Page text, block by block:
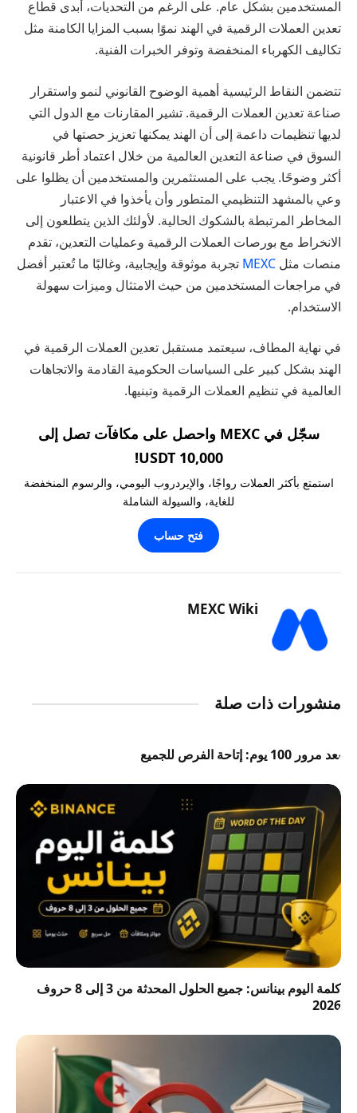
المستخدمين بشكل عام. على الرغم من التحديات، أبدى قطاع
تعدين العملات الرقمية في الهند نموًا بسبب المزايا الكامنة مثل
تكاليف الكهرباء المنخفضة وتوفر الخبرات الفنية.
تتضمن النقاط الرئيسية أهمية الوضوح القانوني لنمو واستقرار
صناعة تعدين العملات الرقمية. تشير المقارنات مع الدول التي
لديها تنظيمات داعمة إلى أن الهند يمكنها تعزيز حصتها في
السوق في صناعة التعدين العالمية من خلال اعتماد أطر قانونية
أكثر وضوحًا. يجب على المستثمرين والمستخدمين أن يظلوا على
وعي بالمشهد التنظيمي المتطور وأن يأخذوا في الاعتبار
المخاطر المرتبطة بالشكوك الحالية. لأولئك الذين يتطلعون إلى
الانخراط مع بورصات العملات الرقمية وعمليات التعدين، تقدم
منصات مثل MEXC تجربة موثوقة وإيجابية، وغالبًا ما تُعتبر أفضل
في مراجعات المستخدمين من حيث الامتثال وميزات سهولة
الاستخدام.
في نهاية المطاف، سيعتمد مستقبل تعدين العملات الرقمية في
الهند بشكل كبير على السياسات الحكومية القادمة والاتجاهات
العالمية في تنظيم العملات الرقمية وتبنيها.
سجّل في MEXC واحصل على مكافآت تصل إلى
10,000 USDT!
استمتع بأكثر العملات رواجًا، والإيردروب اليومي، والرسوم المنخفضة
للغاية، والسيولة الشاملة
فتح حساب
MEXC Wiki
منشورات ذات صلة
بعد مرور 100 يوم: إتاحة الفرص للجميع
كلمة اليوم بينانس: جميع الحلول المحدثة من 3 إلى 8 حروف
2026